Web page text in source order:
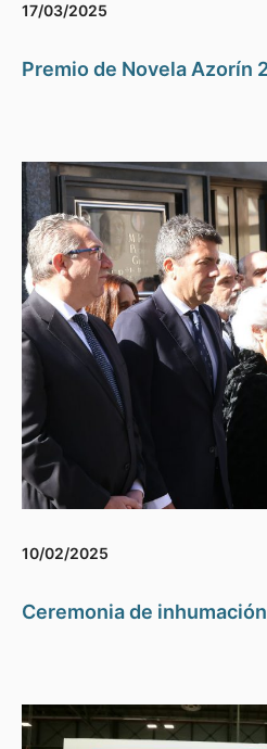
17/03/2025
Premio de Novela Azorín
10/02/2025
Ceremonia de